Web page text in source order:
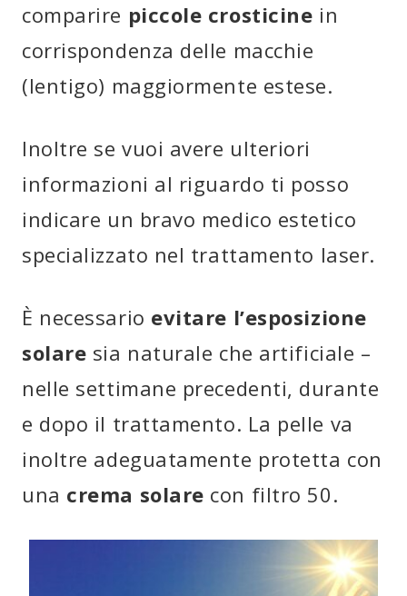
comparire piccole crosticine in
corrispondenza delle macchie
(lentigo) maggiormente estese.
Inoltre se vuoi avere ulteriori
informazioni al riguardo ti posso
indicare un bravo medico estetico
specializzato nel trattamento laser.
È necessario evitare l’esposizione
solare sia naturale che artificiale –
nelle settimane precedenti, durante
e dopo il trattamento. La pelle va
inoltre adeguatamente protetta con
una crema solare con filtro 50.